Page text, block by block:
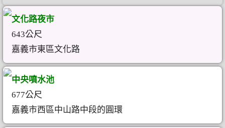
文化路夜市
643公尺
嘉義市東區文化路
中央噴水池
677公尺
嘉義市西區中山路中段的圓環